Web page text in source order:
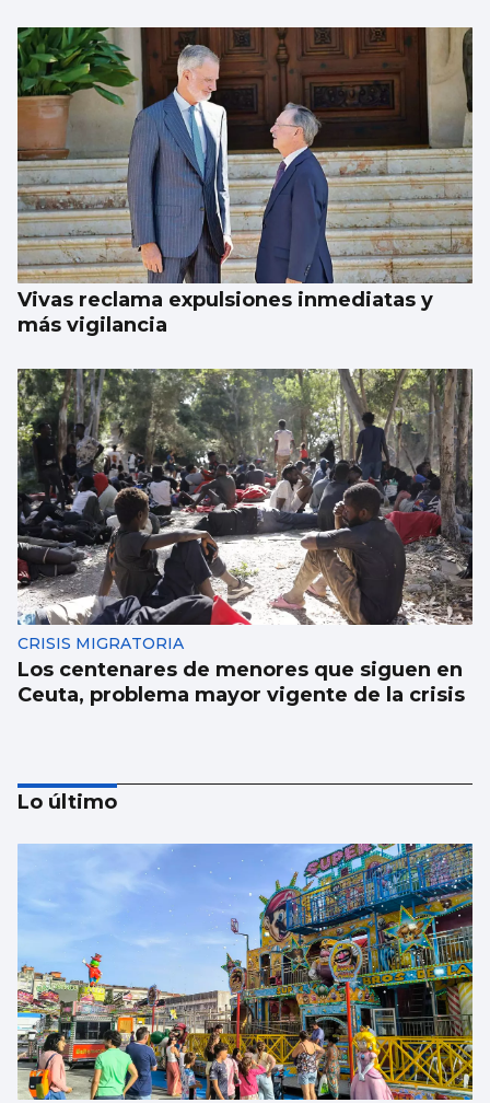
Vivas reclama expulsiones inmediatas y
más vigilancia
CRISIS MIGRATORIA
Los centenares de menores que siguen en
Ceuta, problema mayor vigente de la crisis
SUCESOS
Un guardia civil gallego mata su expareja y
es abatido por sus compañeros en Llanes
Lo último